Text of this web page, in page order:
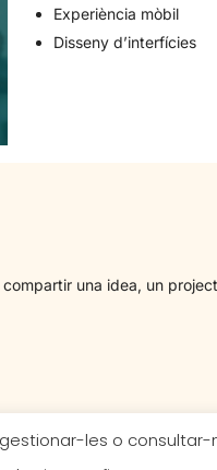
Experiència mòbil
Disseny d’interfícies
una idea, un
les o